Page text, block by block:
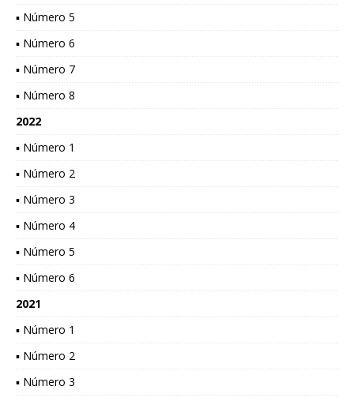
▪ Número 5
▪ Número 6
▪ Número 7
▪ Número 8
2022
▪ Número 1
▪ Número 2
▪ Número 3
▪ Número 4
▪ Número 5
▪ Número 6
2021
▪ Número 1
▪ Número 2
▪ Número 3